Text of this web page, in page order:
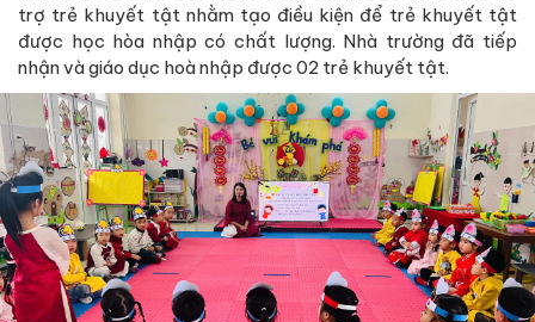
trợ trẻ khuyết tật nhằm tạo điều kiện để trẻ khuyết tật
được học hòa nhập có chất lượng. Nhà trường đã tiếp
nhận và giáo dục hoà nhập được 02 trẻ khuyết tật.